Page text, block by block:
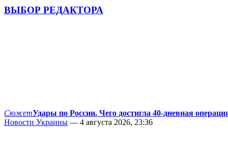
ВЫБОР РЕДАКТОРА
СюжетУдары по России. Чего достигла 40-дневная
Новости Украины — 4 августа 2026, 23:36